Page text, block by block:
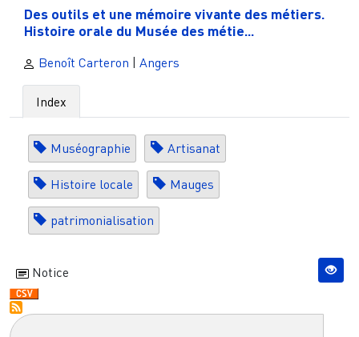
Des outils et une mémoire vivante des métiers.
Histoire orale du Musée des métie...
Benoît Carteron | Angers
Index
Muséographie Artisanat
Histoire locale Mauges
patrimonialisation
Notice